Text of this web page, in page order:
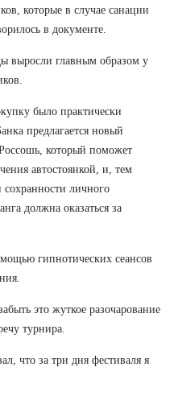
которые в случае санации
в документе.
выросли главным образом у
было практически
предлагается новый
который поможет
автостоянкой, и, тем
сохранности личного
должна оказаться за
гипнотических сеансов
это жуткое разочарование
турнира.
что за три дня фестиваля я